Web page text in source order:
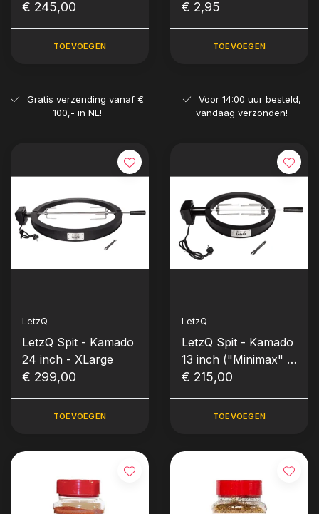
€ 245,00
TOEVOEGEN
€ 2,95
TOEVOEGEN
Gratis verzending vanaf €
100,- in NL!
Voor 14:00 uur besteld,
vandaag verzonden!
LetzQ
LetzQ Spit - Kamado
24 inch - XLarge
€ 299,00
TOEVOEGEN
LetzQ
LetzQ Spit - Kamado
13 inch ("Minimax" -
Small)
€ 215,00
TOEVOEGEN